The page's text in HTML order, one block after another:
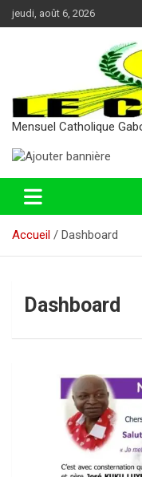
Aller
au
jeudi, août 6, 2026
Mensuel Catholique
Accueil Dashboard
Dashboard